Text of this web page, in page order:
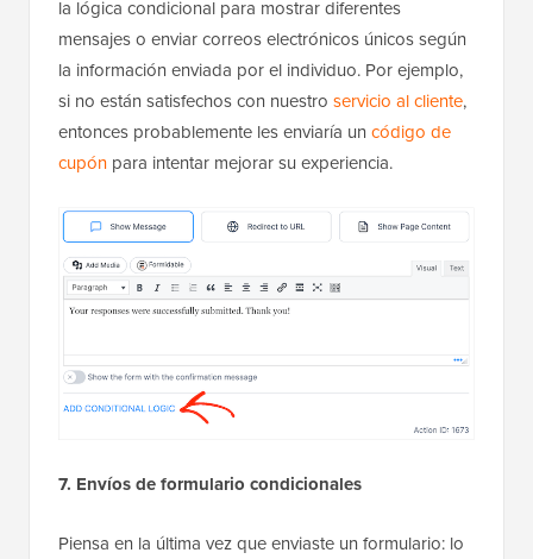
la lógica condicional para mostrar diferentes
mensajes o enviar correos electrónicos únicos según
la información enviada por el individuo. Por ejemplo,
si no están satisfechos con nuestro servicio al cliente,
entonces probablemente les enviaría un código de
cupón para intentar mejorar su experiencia.
7. Envíos de formulario condicionales
Piensa en la última vez que enviaste un formulario: lo